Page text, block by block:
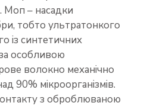
Моп – насадки
тобто ультратонкого
із синтетичних
особливою
волокно механічно
90% мікроорганізмів.
з оброблюваною